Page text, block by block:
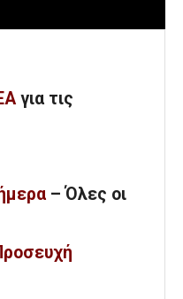
για τις
– Όλες οι